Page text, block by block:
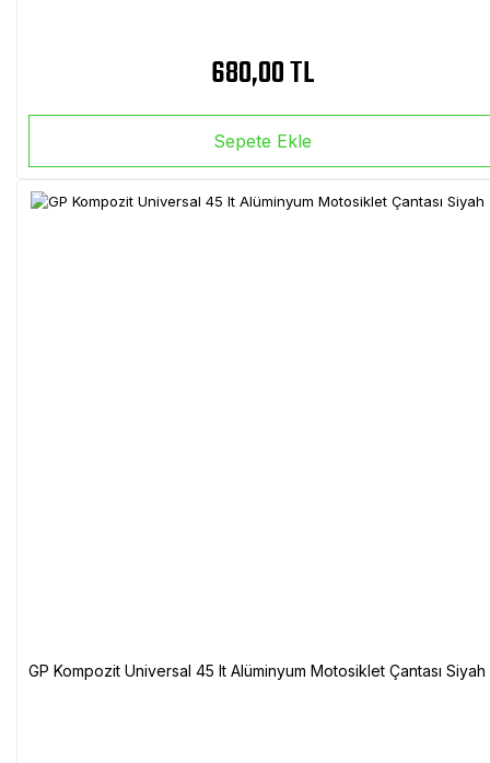
680,00 TL
Sepete Ekle
GP Kompozit Universal 45 lt Alüminyum Motosiklet Çantası Siyah